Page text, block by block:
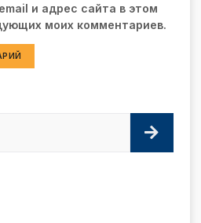
и адрес сайта в этом
моих комментариев.